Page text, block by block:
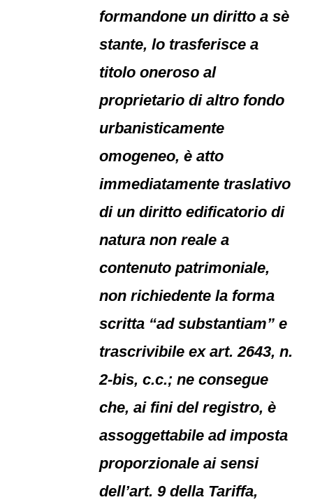
formandone un diritto a sè
stante, lo trasferisce a
titolo oneroso al
proprietario di altro fondo
urbanisticamente
omogeneo, è atto
immediatamente traslativo
di un diritto edificatorio di
natura non reale a
contenuto patrimoniale,
non richiedente la forma
scritta “ad substantiam” e
trascrivibile ex art. 2643, n.
2-bis, c.c.; ne consegue
che, ai fini del registro, è
assoggettabile ad imposta
proporzionale ai sensi
dell’art. 9 della Tariffa,